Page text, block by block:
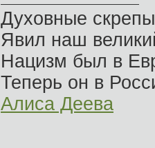
Духовные
Явил наш
Нацизм был в
Теперь он в
Алиса Деева